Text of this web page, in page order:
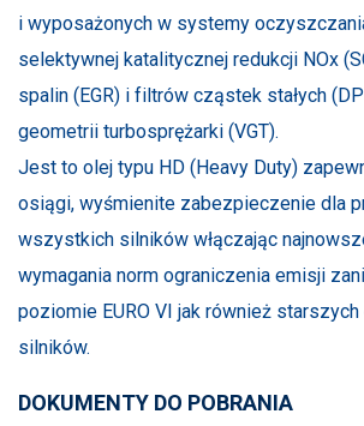
i wyposażonych w systemy
selektywnej katalitycznej redukcji NOx
spalin (EGR) i filtrów cząstek stałych
geometrii turbosprężarki (VGT).
Jest to olej typu HD (Heavy Duty)
osiągi, wyśmienite zabezpieczenie dla
wszystkich silników włączając
wymagania norm ograniczenia emisji
poziomie EURO VI jak również starszych
silników.
DOKUMENTY DO POBRANIA